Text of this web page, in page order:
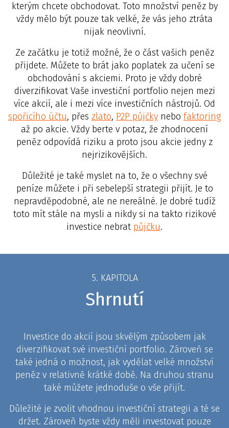
kterým chcete obchodovat. Toto množství peněz by
vždy mělo být pouze tak velké, že vás jeho ztráta
nijak neovlivní.
Ze začátku je totiž možné, že o část vašich peněz
přijdete. Můžete to brát jako poplatek za učení se
obchodování s akciemi. Proto je vždy dobré
diverzifikovat Vaše investiční portfolio nejen mezi
více akcií, ale i mezi více investičních nástrojů. Od
spořicího účtu, přes zlato, P2P půjčky nebo faktoring
až po akcie. Vždy berte v potaz, že zhodnocení
peněz odpovídá riziku a proto jsou akcie jedny z
nejrizikovějších.
Důležité je také myslet na to, že o všechny své
peníze můžete i při sebelepší strategii přijít. Je to
nepravděpodobné, ale ne nereálné. Je dobré tudíž
toto mít stále na mysli a nikdy si na takto rizikové
investice nebrat půjčku.
5. KAPITOLA
Shrnutí
Investice do akcií jsou skvělým způsobem jak
diverzifikovat své investiční portfolio. Zároveň se
také jedná o možnost, jak vydělat velké množství
peněz v relativně krátké době. Na druhou stranu
také můžete jednoduše o vše přijít.
Důležité je zvolit vhodnou investiční strategii a té se
držet. Zároveň byste vždy měli investovat pouze